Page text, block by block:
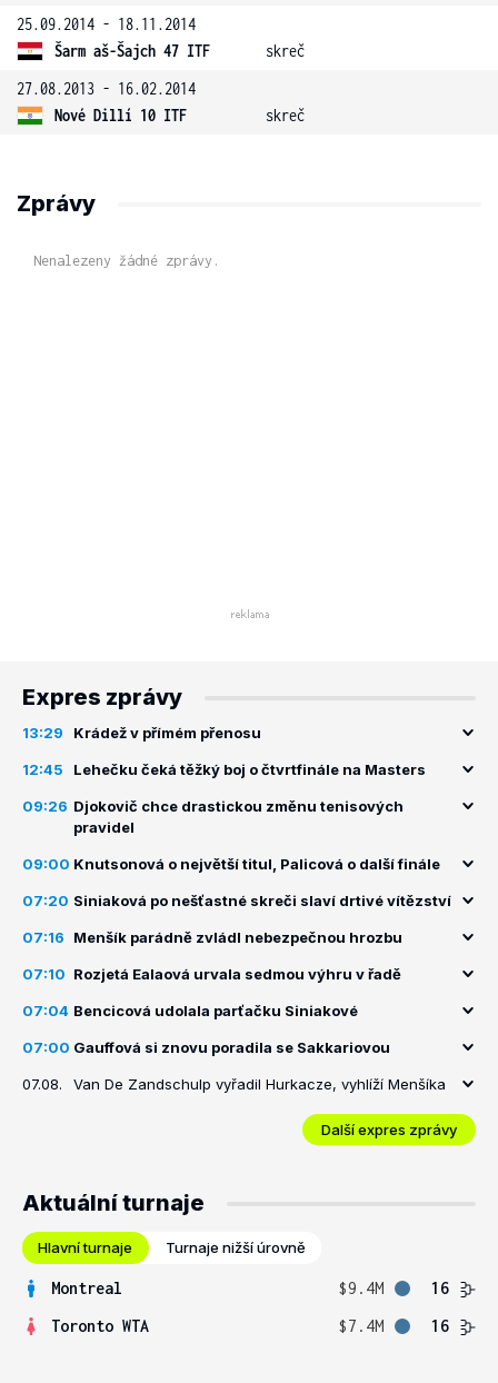
25.09.2014 - 18.11.2014
Šarm aš-Šajch 47 ITF
skreč
27.08.2013 - 16.02.2014
Nové Dillí 10 ITF
skreč
Zprávy
Nenalezeny žádné zprávy.
Expres zprávy
13:29 Krádež v přímém přenosu
12:45 Lehečku čeká těžký boj o čtvrtfinále na Masters
09:26 Djokovič chce drastickou změnu tenisových
pravidel
09:00 Knutsonová o největší titul, Palicová o další finále
07:20 Siniaková po nešťastné skreči slaví drtivé vítězství
07:16 Menšík parádně zvládl nebezpečnou hrozbu
07:10 Rozjetá Ealaová urvala sedmou výhru v řadě
07:04 Bencicová udolala parťačku Siniakové
07:00 Gauffová si znovu poradila se Sakkariovou
07.08. Van De Zandschulp vyřadil Hurkacze, vyhlíží Menšíka
Další expres zprávy
Aktuální turnaje
Hlavní turnaje Turnaje nižší úrovně
Montreal $9.4M
16
Toronto WTA
$7.4M 16